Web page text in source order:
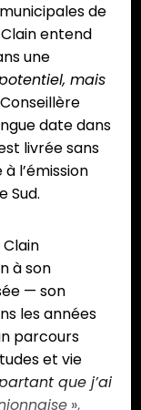
de
entend
une
mais
Conseillère
date dans
livrée sans
l’émission
Sud.
à son
— son
les années
parcours
et vie
que j’ai
»,